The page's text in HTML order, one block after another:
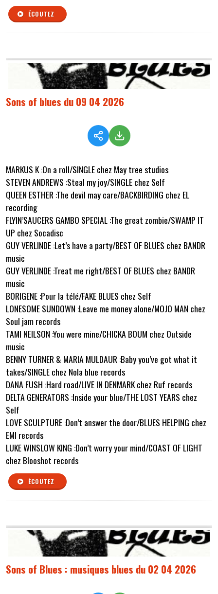
ÉCOUTEZ
Sons of blues du 09 04 2026
MARKUS K :On a roll/SINGLE chez May tree studios
STEVEN ANDREWS :Steal my joy/SINGLE chez Self
QUEEN ESTHER :The devil may care/BACKBIRDING chez EL
recording
FLYIN’SAUCERS GAMBO SPECIAL :The great zombie/SWAMP IT
UP chez Socadisc
GUY VERLINDE :Let’s have a party/BEST OF BLUES chez BANDR
music
GUY VERLINDE :Treat me right/BEST OF BLUES chez BANDR
music
BORIGENE :Pour la télé/FAKE BLUES chez Self
LONESOME SUNDOWN :Leave me money alone/MOJO MAN chez
Soul jam records
TAMI NEILSON :You were mine/CHICKA BOUM chez Outside
music
BENNY TURNER & MARIA MULDAUR :Baby you’ve got what it
takes/SINGLE chez Nola blue records
DANA FUSH :Hard road/LIVE IN DENMARK chez Ruf records
DELTA GENERATORS :Inside your blue/THE LOST YEARS chez
Self
LOVE SCULPTURE :Don’t answer the door/BLUES HELPING chez
EMI records
LUKE WINSLOW KING :Don’t worry your mind/COAST OF LIGHT
chez Blooshot records
ÉCOUTEZ
Sons of Blues : musiques blues du 02 04 2026